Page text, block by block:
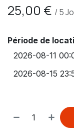
25,00 € / 5
Période de